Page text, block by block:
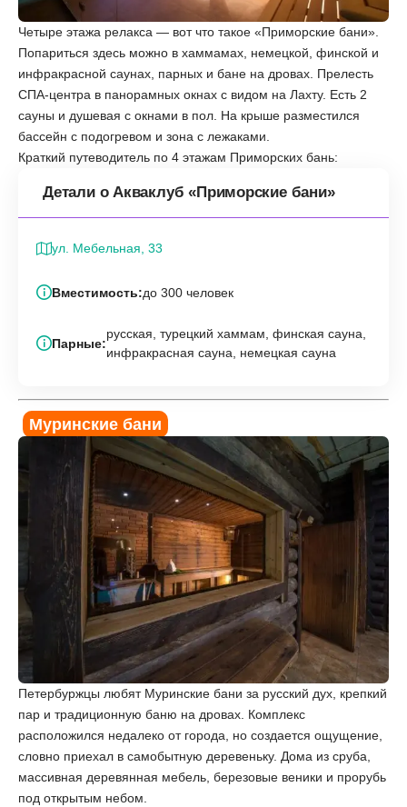
Четыре этажа релакса — вот что такое «‎Приморские бани».
Попариться здесь можно в хаммамах, немецкой, финской и
инфракрасной саунах, парных и бане на дровах. Прелесть
СПА-центра в панорамных окнах с видом на Лахту. Есть 2
сауны и душевая с окнами в пол. На крыше разместился
бассейн с подогревом и зона с лежаками.
Краткий путеводитель по 4 этажам Приморских бань:
Детали о Акваклуб «‎Приморские бани»
ул. Мебельная, 33
Вместимость:до 300 человек
Парные:
русская, турецкий хаммам, финская сауна,
инфракрасная сауна, немецкая сауна
Муринские бани
Петербуржцы любят Муринские бани за русский дух, крепкий
пар и традиционную баню на дровах. Комплекс
расположился недалеко от города, но создается ощущение,
словно приехал в самобытную деревеньку. Дома из сруба,
массивная деревянная мебель, березовые веники и прорубь
под открытым небом.